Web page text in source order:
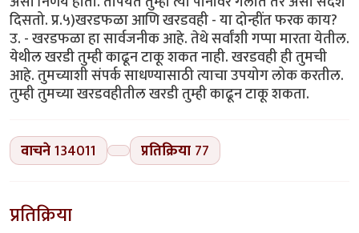
दिसतो. प्र.५)खरडफळा आणि खरडवही - या दोन्हींत फरक काय?
उ. - खरडफळा हा सार्वजनीक आहे. तेथे सर्वांशी गप्पा मारता येतील.
येथील खरडी तुम्ही काढून टाकू शकत नाही. खरडवही ही तुमची
आहे. तुमच्याशी संपर्क साधण्यासाठी त्याचा उपयोग लोक करतील.
तुम्ही तुमच्या खरडवहीतील खरडी तुम्ही काढून टाकू शकता.
वाचने134011 प्रतिक्रिया 77
प्रतिक्रिया